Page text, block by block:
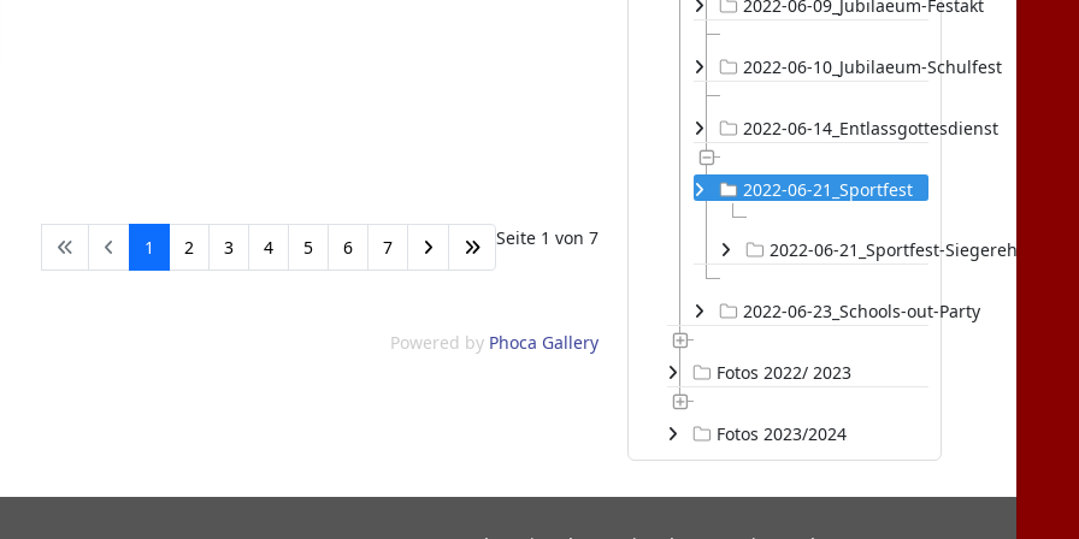
Seite 1 von 7
1 2 3 4 5 6 7
Powered by Phoca Gallery
2022-06-09_Jubilaeum-Festakt
2022-06-10_Jubilaeum-Schulfest
2022-06-14_Entlassgottesdienst
2022-06-21_Sportfest
2022-06-21_Sportfest-Siegerehrung
2022-06-23_Schools-out-Party
Fotos 2022/ 2023
Fotos 2023/2024